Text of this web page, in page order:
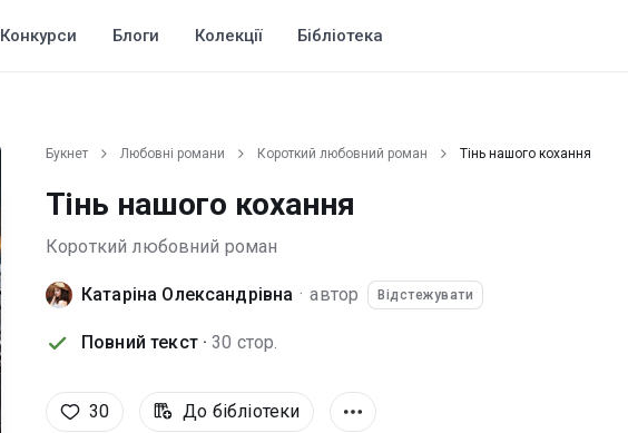
Конкурси Блоги Колекції Бібліотека
Букнет Любовні романи Короткий любовний роман Тінь нашого кохання
Тінь нашого кохання
Короткий любовний роман
Катаріна Олександрівна · автор Відстежувати
Повний текст · 30 стор.
30 До бібліотеки